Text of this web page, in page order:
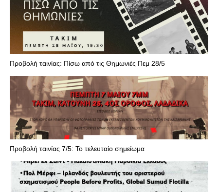
Προβολή ταινίας: Πίσω από τις Θημωνιές Πεμ 28/5
Προβολή ταινίας 7/5: Το τελευταίο σημείωμα